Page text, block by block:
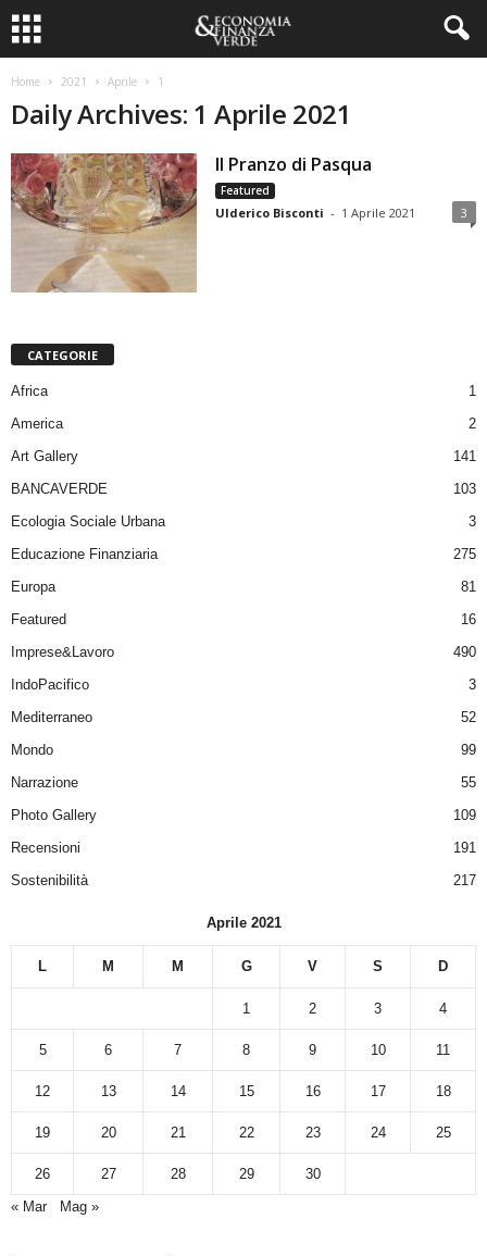
Home 2021 Aprile 1
Daily Archives: 1 Aprile 2021
Il Pranzo di Pasqua
Featured
Ulderico Bisconti - 1 Aprile 2021 3
CATEGORIE
Africa
1
America
2
Art Gallery
141
BANCAVERDE
103
Ecologia Sociale Urbana
3
Educazione Finanziaria
275
Europa
81
Featured
16
Imprese&Lavoro
490
IndoPacifico
3
Mediterraneo
52
Mondo
99
Narrazione
55
Photo Gallery
109
Recensioni
191
Sostenibilità
217
Aprile 2021
L M M G V S D
1 2 3 4
5 6 7 8 9 10 11
12 13 14 15 16 17 18
19 20 21 22 23 24 25
26 27 28 29
30
« Mar
Mag »